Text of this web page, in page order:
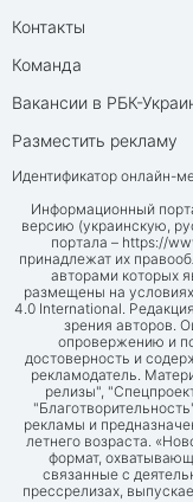
Контакты
Команда
Вакансии в РБК-
Разместить рекламу
Идентификатор онлайн-
Информационный
версию (украинскую,
портала – https://
принадлежат их
авторами которых
размещены на
4.0 International.
зрения авторов.
опровержению и
достоверность и
рекламодатель.
релизы",
рекламы и
летнего возраста.
формат,
связанные с
прессрелизах,